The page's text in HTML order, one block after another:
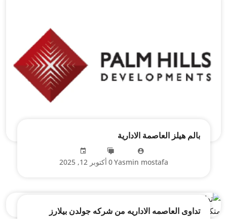
بالم هيلز العاصمة الادارية
Yasmin mostafa
0 أكتوبر 12, 2025
تداوى العاصمه الاداريه من شركه جولدن بيلارز